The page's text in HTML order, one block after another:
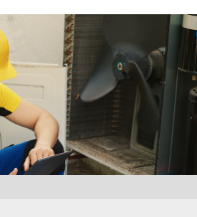
Łatwy montaż i
wygoda
użytkowania w
systemach
wentylacyjnych.